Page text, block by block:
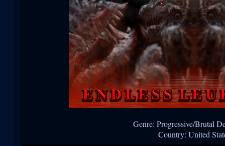
Genre: Progressive/Brutal
Country: United